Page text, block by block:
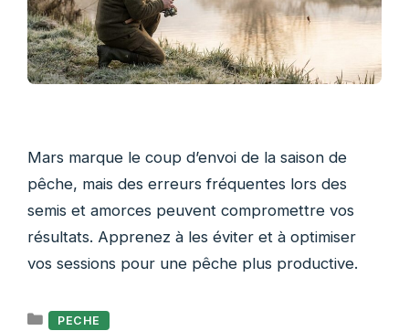
Mars marque le coup d’envoi de la saison de
pêche, mais des erreurs fréquentes lors des
semis et amorces peuvent compromettre vos
résultats. Apprenez à les éviter et à optimiser
vos sessions pour une pêche plus productive.
Catégories
PECHE